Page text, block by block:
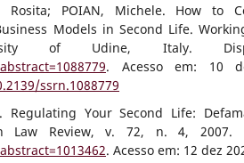
Rosita; POIAN, Michele. How to
Models in Second Life.
of Udine, Italy.
. Acesso em: 10
ssrn.1088779
Regulating Your Second Life:
Law Review, v. 72, n. 4, 2007.
. Acesso em: 12 dez